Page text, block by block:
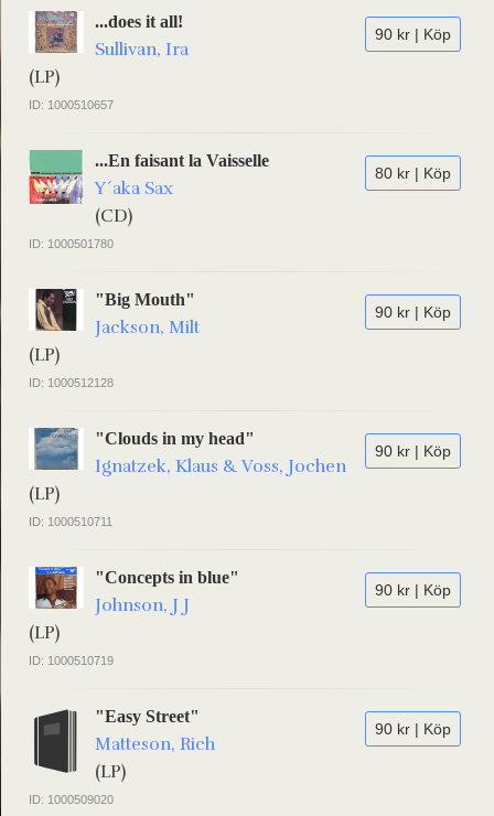
90 kr | Köp
...does it all!
Sullivan, Ira
(LP)
ID: 1000510657
80 kr | Köp
...En faisant la Vaisselle
Y´aka Sax
(CD)
ID: 1000501780
90 kr | Köp
"Big Mouth"
Jackson, Milt
(LP)
ID: 1000512128
90 kr | Köp
"Clouds in my head"
Ignatzek, Klaus & Voss, Jochen
(LP)
ID: 1000510711
90 kr | Köp
"Concepts in blue"
Johnson, J J
(LP)
ID: 1000510719
90 kr | Köp
"Easy Street"
Matteson, Rich
(LP)
ID: 1000509020